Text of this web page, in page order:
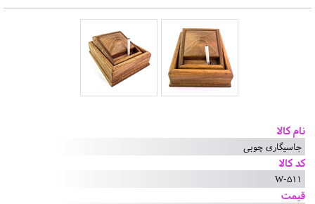
نام کالا
جاسیگاری چوبی
کد کالا
W-511
قیمت